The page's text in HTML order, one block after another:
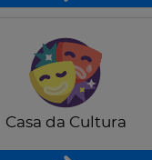
Casa da Cultura